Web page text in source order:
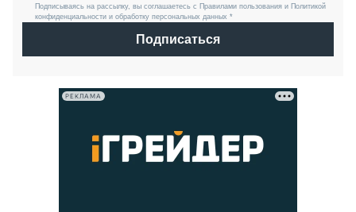
Подписываясь на рассылку, вы соглашаетесь с Правилами пользования и Политикой
конфиденциальности и обработку персональных данных *
Подписаться
РЕКЛАМА